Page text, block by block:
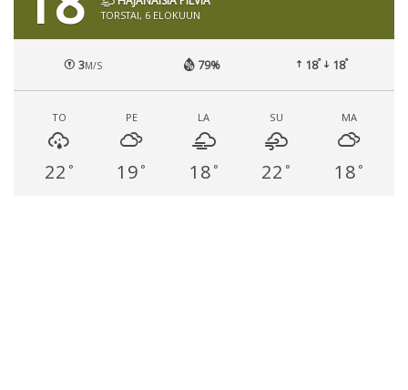
TORSTAI, 6 ELOKUUN
3M/S 79% 18° 18°
TO
22 °
PE
19 °
LA
18 °
SU
22 °
MA
18 °